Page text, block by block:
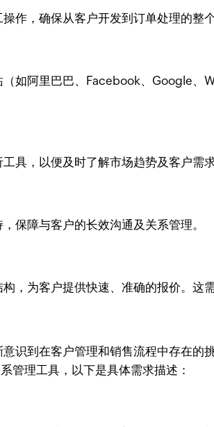
作，确保从客户开发到订单处理的整
如阿里巴巴、Facebook、Google
具，以便及时了解市场趋势及客户需
保障与客户的长效沟通及关系管理。
，为客户提供快速、准确的报价。这
识到在客户管理和销售流程中存在
管理工具，以下是具体需求描述：